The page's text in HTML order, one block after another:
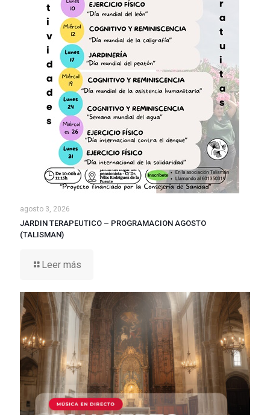
agosto 3, 2026
JARDIN TERAPEUTICO – PROGRAMACION AGOSTO
(TALISMAN)
Leer más